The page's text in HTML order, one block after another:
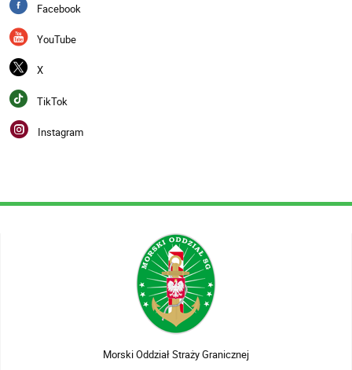
Facebook
YouTube
X
TikTok
Instagram
Morski Oddział Straży Granicznej